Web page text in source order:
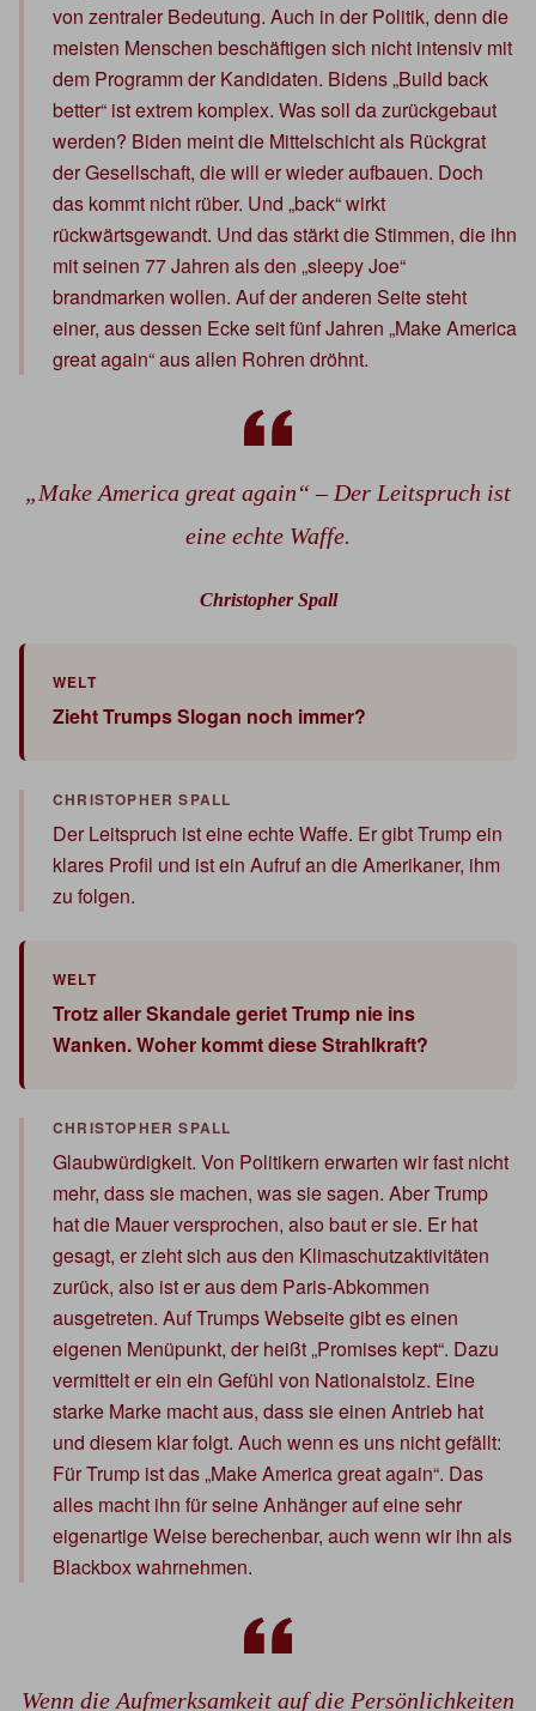
von zentraler Bedeutung. Auch in der Politik, denn die
meisten Menschen beschäftigen sich nicht intensiv mit
dem Programm der Kandidaten. Bidens „Build back
better“ ist extrem komplex. Was soll da zurückgebaut
werden? Biden meint die Mittelschicht als Rückgrat
der Gesellschaft, die will er wieder aufbauen. Doch
das kommt nicht rüber. Und „back“ wirkt
rückwärtsgewandt. Und das stärkt die Stimmen, die ihn
mit seinen 77 Jahren als den „sleepy Joe“
brandmarken wollen. Auf der anderen Seite steht
einer, aus dessen Ecke seit fünf Jahren „Make America
great again“ aus allen Rohren dröhnt.
„Make America great again“ – Der Leitspruch ist
eine echte Waffe.
Christopher Spall
Zieht Trumps Slogan noch immer?
Der Leitspruch ist eine echte Waffe. Er gibt Trump ein
klares Profil und ist ein Aufruf an die Amerikaner, ihm
zu folgen.
Trotz aller Skandale geriet Trump nie ins
Wanken. Woher kommt diese Strahlkraft?
Glaubwürdigkeit. Von Politikern erwarten wir fast nicht
mehr, dass sie machen, was sie sagen. Aber Trump
hat die Mauer versprochen, also baut er sie. Er hat
gesagt, er zieht sich aus den Klimaschutzaktivitäten
zurück, also ist er aus dem Paris-Abkommen
ausgetreten. Auf Trumps Webseite gibt es einen
eigenen Menüpunkt, der heißt „Promises kept“. Dazu
vermittelt er ein ein Gefühl von Nationalstolz. Eine
starke Marke macht aus, dass sie einen Antrieb hat
und diesem klar folgt. Auch wenn es uns nicht gefällt:
Für Trump ist das „Make America great again“. Das
alles macht ihn für seine Anhänger auf eine sehr
eigenartige Weise berechenbar, auch wenn wir ihn als
Blackbox wahrnehmen.
Wenn die Aufmerksamkeit auf die Persönlichkeiten